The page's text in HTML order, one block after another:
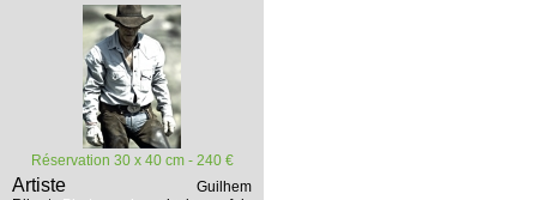
Réservation 30 x 40 cm - 240 €
Artiste
Guilhem